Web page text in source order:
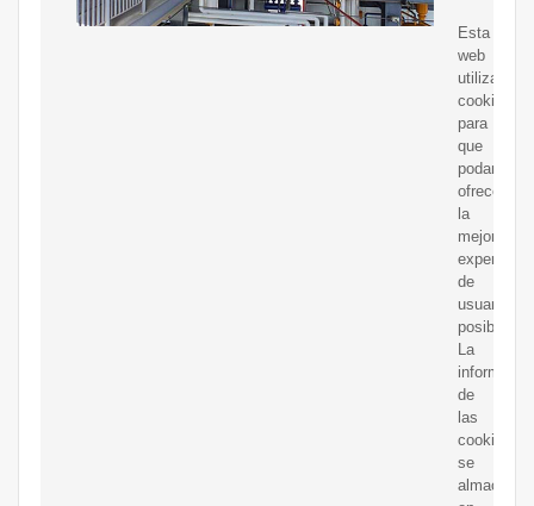
Esta
web
utiliza
cookies
para
que
podamos
ofrecerte
la
mejor
de
usuario
posible.
La
de
las
cookies
se
almacena